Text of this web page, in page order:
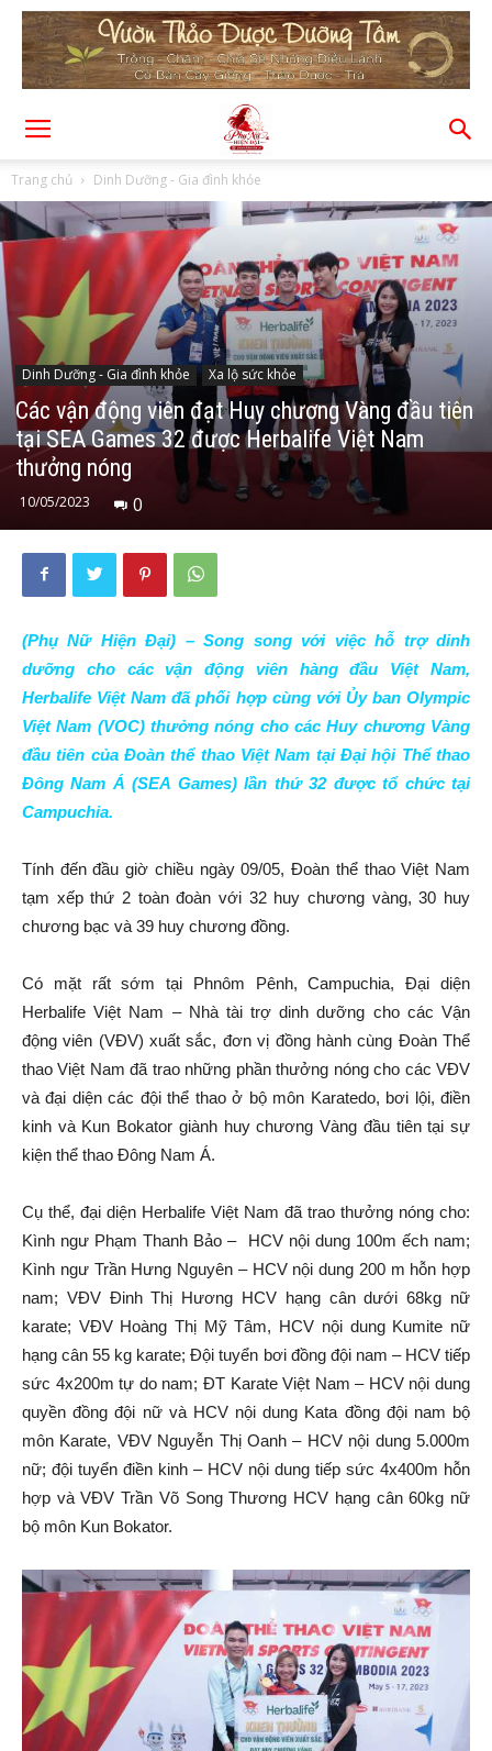
Trang chủ Dinh Dưỡng - Gia đình khỏe
Dinh Dưỡng - Gia đình khỏe Xa lộ sức khỏe
Các vận động viên đạt Huy chương Vàng đầu tiên
tại SEA Games 32 được Herbalife Việt Nam
thưởng nóng
10/05/2023 0
(Phụ Nữ Hiện Đại) – Song song với việc hỗ trợ dinh
dưỡng cho các vận động viên hàng đầu Việt Nam,
Herbalife Việt Nam đã phối hợp cùng với Ủy ban Olympic
Việt Nam (VOC) thưởng nóng cho các Huy chương Vàng
đầu tiên của Đoàn thể thao Việt Nam tại Đại hội Thể thao
Đông Nam Á (SEA Games) lần thứ 32 được tổ chức tại
Campuchia.
Tính đến đầu giờ chiều ngày 09/05, Đoàn thể thao Việt Nam
tạm xếp thứ 2 toàn đoàn với 32 huy chương vàng, 30 huy
chương bạc và 39 huy chương đồng.
Có mặt rất sớm tại Phnôm Pênh, Campuchia, Đại diện
Herbalife Việt Nam – Nhà tài trợ dinh dưỡng cho các Vận
động viên (VĐV) xuất sắc, đơn vị đồng hành cùng Đoàn Thể
thao Việt Nam đã trao những phần thưởng nóng cho các VĐV
và đại diện các đội thể thao ở bộ môn Karatedo, bơi lội, điền
kinh và Kun Bokator giành huy chương Vàng đầu tiên tại sự
kiện thể thao Đông Nam Á.
Cụ thể, đại diện Herbalife Việt Nam đã trao thưởng nóng cho:
Kình ngư Phạm Thanh Bảo – HCV nội dung 100m ếch nam;
Kình ngư Trần Hưng Nguyên – HCV nội dung 200 m hỗn hợp
nam; VĐV Đinh Thị Hương HCV hạng cân dưới 68kg nữ
karate; VĐV Hoàng Thị Mỹ Tâm, HCV nội dung Kumite nữ
hạng cân 55 kg karate; Đội tuyển bơi đồng đội nam – HCV tiếp
sức 4x200m tự do nam; ĐT Karate Việt Nam – HCV nội dung
quyền đồng đội nữ và HCV nội dung Kata đồng đội nam bộ
môn Karate, VĐV Nguyễn Thị Oanh – HCV nội dung 5.000m
nữ; đội tuyển điền kinh – HCV nội dung tiếp sức 4x400m hỗn
hợp và VĐV Trần Võ Song Thương HCV hạng cân 60kg nữ
bộ môn Kun Bokator.